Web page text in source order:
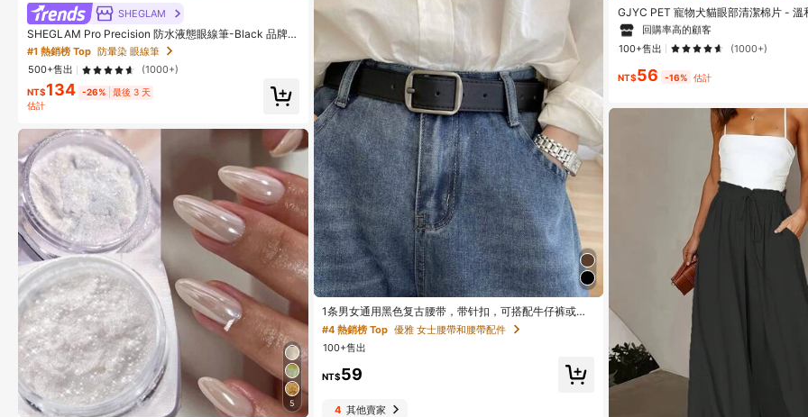
SHEGLAM
SHEGLAM Pro Precision 防水液態眼線筆-Black 品牌美
妝化妝品 適合女士與女孩
#1 熱銷榜 Top 防暈染 眼線筆
500+售出
(1000+)
NT$134 -26%
最後 3 天
估計
5
1条男女通用黑色复古腰带，带针扣，可搭配牛仔裤或作
为时尚百搭的配饰。
#4 熱銷榜 Top 優雅 女士腰帶和腰帶配件
100+售出
NT$59
4其他賣家
GJYC PET 寵物犬貓眼部清潔棉片 - 溫
垢與分泌物 - 低過敏眼部清潔劑，適用
皺處 - 60片/包
回購率高的顧客
#1 熱銷榜 Top 在 貓/狗 寵物清潔配件
回購率高的顧客
#1 熱銷榜 Top 在 貓/狗 寵物清潔配件
回購率高的顧客
#1 熱銷榜 Top
在 貓/狗 寵物清潔配件
100+售出 (1000+)
NT$56 -16% 估計